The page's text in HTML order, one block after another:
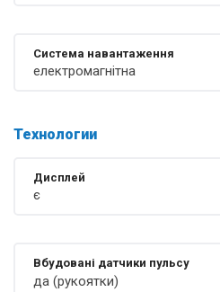
Система навантаження
електромагнітна
Технологии
Дисплей
є
Вбудовані датчики пульсу
да (рукоятки)